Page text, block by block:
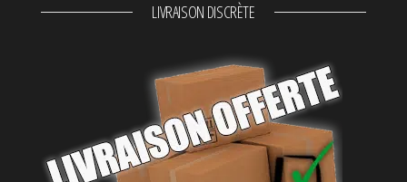
LIVRAISON DISCRÈTE